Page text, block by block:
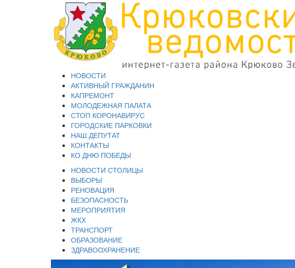
НОВОСТИ
АКТИВНЫЙ ГРАЖДАНИН
КАПРЕМОНТ
МОЛОДЕЖНАЯ ПАЛАТА
СТОП КОРОНАВИРУС
ГОРОДСКИЕ ПАРКОВКИ
НАШ ДЕПУТАТ
КОНТАКТЫ
КО ДНЮ ПОБЕДЫ
НОВОСТИ СТОЛИЦЫ
ВЫБОРЫ
РЕНОВАЦИЯ
БЕЗОПАСНОСТЬ
МЕРОПРИЯТИЯ
ЖКХ
ТРАНСПОРТ
ОБРАЗОВАНИЕ
ЗДРАВООХРАНЕНИЕ